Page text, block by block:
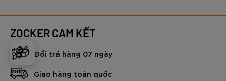
🎁
ZOCKER CAM KẾT
Đổi trả hàng 07 ngày
Giao hàng toàn quốc